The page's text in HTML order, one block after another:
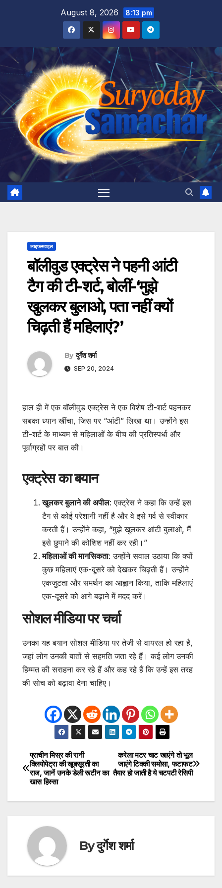
August 8, 2026 8:13 pm
लाइफस्टाइल
बॉलीवुड एक्ट्रेस ने पहनी आंटी
टैग की टी-शर्ट, बोलीं-‘मुझे
खुलकर बुलाओ, पता नहीं क्यों
चिढ़ती हैं महिलाएं?’
By दुर्गेश शर्मा
SEP 20, 2024
हाल ही में एक बॉलीवुड एक्ट्रेस ने एक विशेष टी-शर्ट पहनकर
सबका ध्यान खींचा, जिस पर “आंटी” लिखा था। उन्होंने इस
टी-शर्ट के माध्यम से महिलाओं के बीच की प्रतिस्पर्धा और
पूर्वाग्रहों पर बात की।
एक्ट्रेस का बयान
खुलकर बुलाने की अपील: एक्ट्रेस ने कहा कि उन्हें इस
टैग से कोई परेशानी नहीं है और वे इसे गर्व से स्वीकार
करती हैं। उन्होंने कहा, “मुझे खुलकर आंटी बुलाओ, मैं
इसे छुपाने की कोशिश नहीं कर रही।”
महिलाओं की मानसिकता: उन्होंने सवाल उठाया कि क्यों
कुछ महिलाएं एक-दूसरे को देखकर चिढ़ती हैं। उन्होंने
एकजुटता और समर्थन का आह्वान किया, ताकि महिलाएं
एक-दूसरे को आगे बढ़ाने में मदद करें।
सोशल मीडिया पर चर्चा
उनका यह बयान सोशल मीडिया पर तेजी से वायरल हो रहा है,
जहां लोग उनकी बातों से सहमति जता रहे हैं। कई लोग उनकी
हिम्मत की सराहना कर रहे हैं और कह रहे हैं कि उन्हें इस तरह
की सोच को बढ़ावा देना चाहिए।
Post
navigation
करेला मटर चाट खाएंगे तो भूल
जाएंगे टिक्की समोसा, फटाफट
तैयार हो जाती है ये चटपटी रेसिपी
प्राचीन मिस्र की रानी
क्लियोपेट्रा की खूबसूरती का
राज, जानें उनके डेली रूटीन का
खास हिस्सा
Byदुर्गेश शर्मा